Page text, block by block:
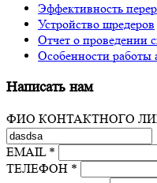
Эффективность
Устройство шредеров
Отчет о проведении
Особенности работы
Написать нам
ФИО КОНТАКТНОГО
EMAIL *
ТЕЛЕФОН *